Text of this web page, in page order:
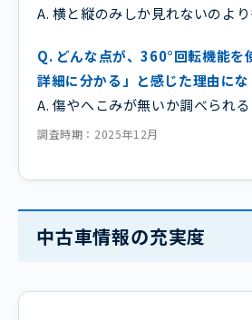
A. 横と縦のみしか見れないのよ
Q. どんな点が、360°回転機能を
詳細に分かる」と感じた理由にな
A. 傷やへこみが無いか調べられる
調査時期：2025年12月
中古車情報の充実度